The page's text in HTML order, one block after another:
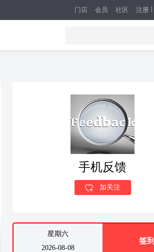
注册
门店 会员 社区
手机反馈
加关注
星期六
2026-08-08
签到